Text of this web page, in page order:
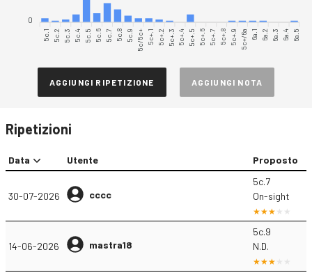
0
5c.1 5c.2 5c.3 5c.4 5c.5 5c.6 5c.7 5c.8 5c.9 5c/5c+ 5c+.1 5c+.2 5c+.3 5c+.4 5c+.5 5c+.6 5c+.7 5c+.8 5c+.9 5c+/6a 6a.1 6a.2 6a.3 6a.4 6a.5
AGGIUNGI RIPETIZIONE AGGIUNGI NOTA
Ripetizioni
Data Utente Proposto
30-07-2026 cccc
5c.7
On-sight
14-06-2026 mastra18
5c.9
N.D.